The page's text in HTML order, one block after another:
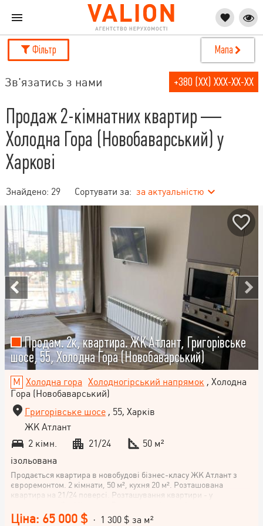
Фільтр Мапа
Зв'язатись з нами +380 (XX) XXX-XX-XX
Продаж 2-кімнатних квартир —
Холодна Гора (Новобаварський) у
Харкові
Знайдено: 29 Сортувати за: за актуальністю
Продам. 2к, квартира. ЖК Атлант, Григорівське
шосе, 55, Холодна Гора (Новобаварський)
Холодна гора Холодногірський напрямок , Холодна
Гора (Новобаварський)
Григорівське шосе , 55, Харків
ЖК Атлант
2 кімн.
21/24
50 м²
ізольована
Продається квартира в новобудові бізнес-класу ЖК Атлант з
євроремонтом. 2 кімнати, 50 м², кухня 20 м². Розташована
квартира на 21/24 поверсі. Розташування квартири - у
Холодна гора. Це надає вам легкий доступ до всієї
Ціна: 65 000 $ · 1 300 $ за м²